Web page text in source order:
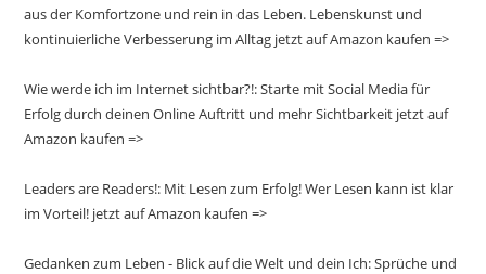
aus der Komfortzone und rein in das Leben. Lebenskunst und
kontinuierliche Verbesserung im Alltag jetzt auf Amazon kaufen =>
Wie werde ich im Internet sichtbar?!: Starte mit Social Media für
Erfolg durch deinen Online Auftritt und mehr Sichtbarkeit jetzt auf
Amazon kaufen =>
Leaders are Readers!: Mit Lesen zum Erfolg! Wer Lesen kann ist klar
im Vorteil! jetzt auf Amazon kaufen =>
Gedanken zum Leben - Blick auf die Welt und dein Ich: Sprüche und